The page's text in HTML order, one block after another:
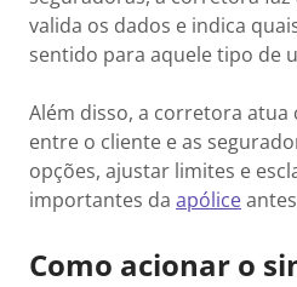
valida os dados e indica
sentido para aquele tipo de
Além disso, a corretora
entre o cliente e as
opções, ajustar limites e
importantes da apólice
Como acionar o